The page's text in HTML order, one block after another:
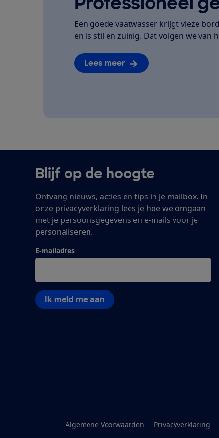
Een goede vaatwasser krijgt vieze
en is stil en zuinig. Dat volgen we van
Lees meer
Blijf op de hoogte
Ontvang nieuws, acties en tips in je mailbox. In
onze privacyverklaring lees je hoe we omgaan
met je persoonsgegevens en e-mails voor je
personaliseren.
E-mailadres
Ik meld me aan
Algemene Voorwaarden Privacyverklaring